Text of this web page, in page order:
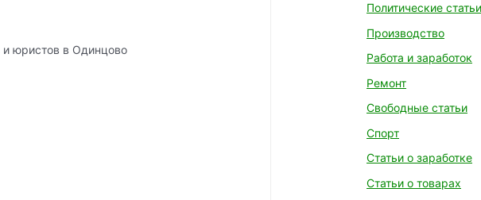
Политические статьи
Производство
Работа и заработок
Ремонт
Свободные статьи
Спорт
Статьи о заработке
Статьи о товарах